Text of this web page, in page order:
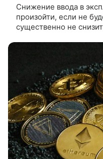
Снижение ввода в
произойти, если не
существенно не